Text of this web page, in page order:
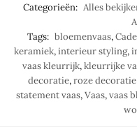
Categorieën: Alles
Tags: bloemenvaas,
keramiek,interieur styling,
vaas kleurrijk,kleurrijke
decoratie,roze decoratie
statement vaas,Vaas,vaas